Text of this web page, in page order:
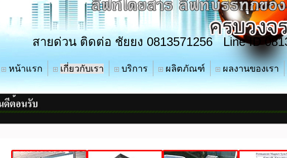
สายด่วน ติดต่อ ชัยยง 0813571256 Line ID
หน้าแรก เกี่ยวกับเรา บริการ ผลิตภัณฑ์ ผลงานของเรา